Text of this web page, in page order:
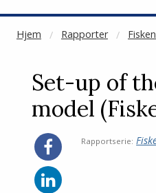
Hjem Rapporter
Set-up of
model
Rapportserie: